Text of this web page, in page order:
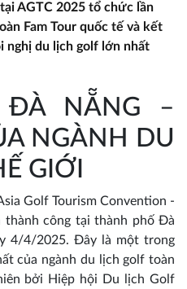
AGTC 2025 tổ chức lần
Fam Tour quốc tế và kết
nghị du lịch golf lớn nhất
ĐÀ NẴNG –
NGÀNH DU
GIỚI
Golf Tourism Convention -
thành công tại thành phố Đà
4/4/2025. Đây là một trong
của ngành du lịch golf toàn
bởi Hiệp hội Du lịch Golf